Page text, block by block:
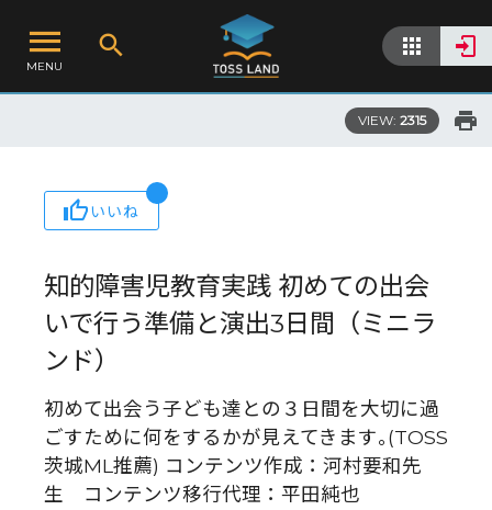
MENU
VIEW: 2315
いいね
知的障害児教育実践 初めての出会
いで行う準備と演出3日間（ミニラ
ンド）
初めて出会う子ども達との３日間を大切に過
ごすために何をするかが見えてきます｡(TOSS
茨城ML推薦) コンテンツ作成：河村要和先
生 コンテンツ移行代理：平田純也